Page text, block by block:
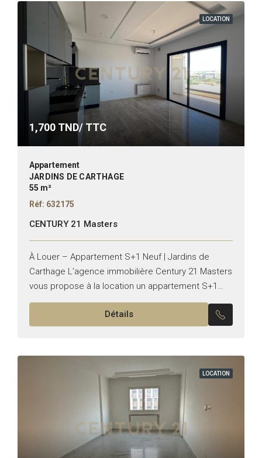
LOCATION
1,700 TND/ TTC
Appartement
JARDINS DE CARTHAGE
55 m²
Réf: 632175
CENTURY 21 Masters
À Louer – Appartement S+1 Neuf | Jardins de
Carthage L’agence immobilière Century 21 Masters
vous propose à la location un appartement S+1
neuf, jamais habité, d’une superficie de 55 m²,
Détails
LOCATION